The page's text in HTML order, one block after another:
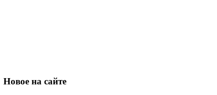
Новое на сайте